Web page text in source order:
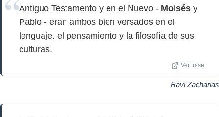
Antiguo Testamento y en el Nuevo - Moisés y
Pablo - eran ambos bien versados ​​en el
lenguaje, el pensamiento y la filosofía de sus
culturas.
Ver frase
Ravi Zacharias